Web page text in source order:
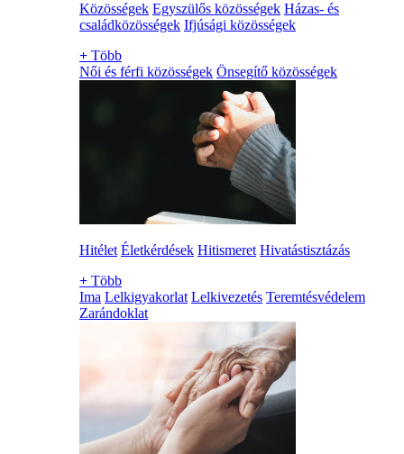
Közösségek Egyszülős közösségek Házas- és
családközösségek Ifjúsági közösségek
+ Több
Női és férfi közösségek Önsegítő közösségek
Hitélet Életkérdések Hitismeret Hivatástisztázás
+ Több
Ima Lelkigyakorlat Lelkivezetés Teremtésvédelem
Zarándoklat